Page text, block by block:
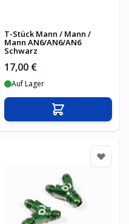
T-Stück Mann / Mann /
Mann AN6/AN6/AN6
Schwarz
17,00 €
Auf Lager
In den